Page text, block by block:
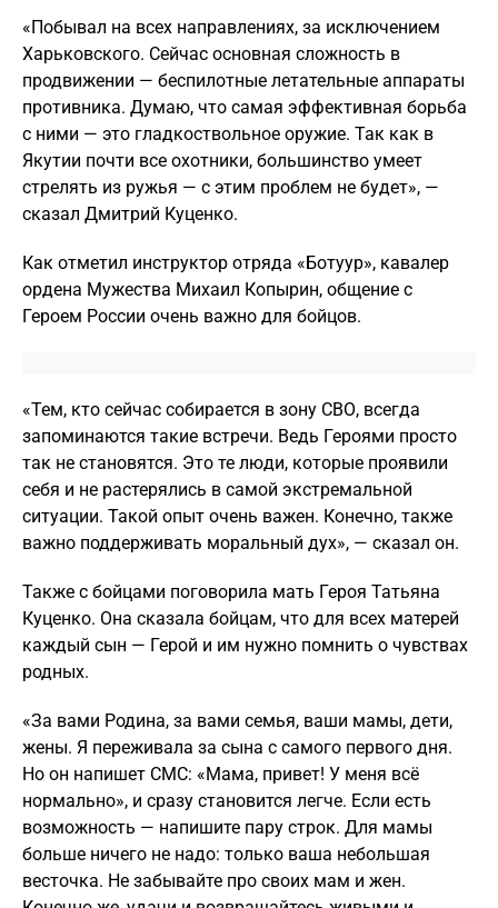
«Побывал на всех направлениях, за исключением
Харьковского. Сейчас основная сложность в
продвижении — беспилотные летательные аппараты
противника. Думаю, что самая эффективная борьба
с ними — это гладкоствольное оружие. Так как в
Якутии почти все охотники, большинство умеет
стрелять из ружья — с этим проблем не будет», —
сказал Дмитрий Куценко.
Как отметил инструктор отряда «Ботуур», кавалер
ордена Мужества Михаил Копырин, общение с
Героем России очень важно для бойцов.
«Тем, кто сейчас собирается в зону СВО, всегда
запоминаются такие встречи. Ведь Героями просто
так не становятся. Это те люди, которые проявили
себя и не растерялись в самой экстремальной
ситуации. Такой опыт очень важен. Конечно, также
важно поддерживать моральный дух», — сказал он.
Также с бойцами поговорила мать Героя Татьяна
Куценко. Она сказала бойцам, что для всех матерей
каждый сын — Герой и им нужно помнить о чувствах
родных.
«За вами Родина, за вами семья, ваши мамы, дети,
жены. Я переживала за сына с самого первого дня.
Но он напишет СМС: «Мама, привет! У меня всё
нормально», и сразу становится легче. Если есть
возможность — напишите пару строк. Для мамы
больше ничего не надо: только ваша небольшая
весточка. Не забывайте про своих мам и жен.